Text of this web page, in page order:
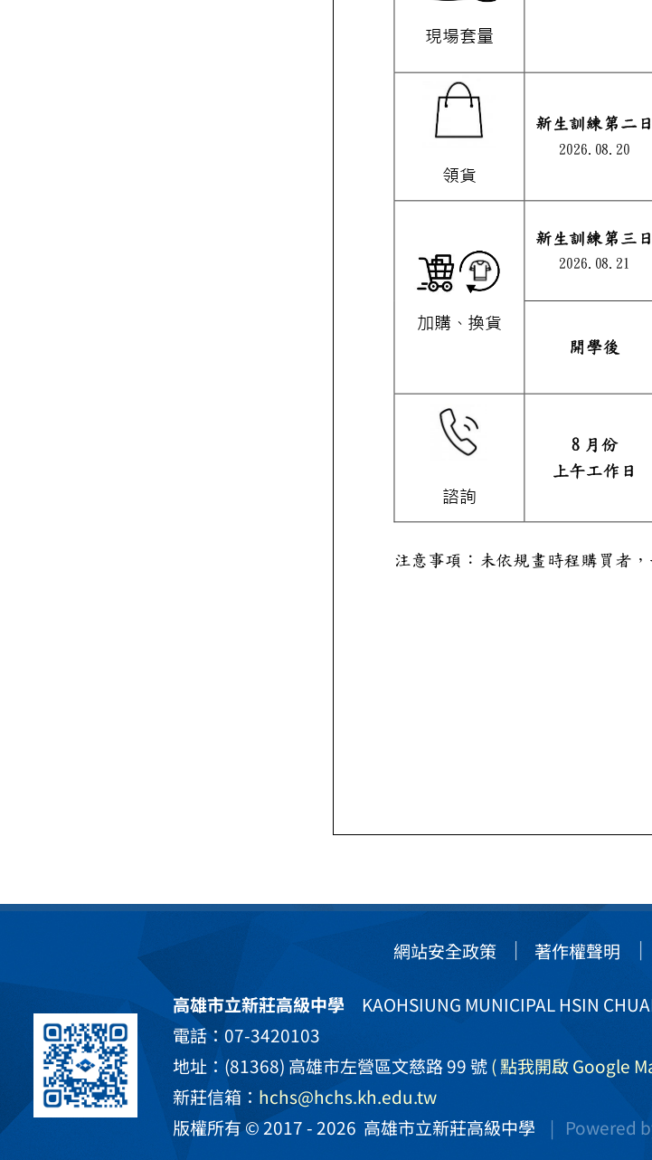
網站安全政策 著作權聲明
高雄市立新莊高級中學KAOHSIUNG MUNICIPAL HSIN
電話：07-3420103
地址：(81368) 高雄市左營區文慈路 99 號( 點我開啟 Google
新莊信箱： hchs@hchs.kh.edu.tw
版權所有 © 2017 - 2026 高雄市立新莊高級中學 | Powered